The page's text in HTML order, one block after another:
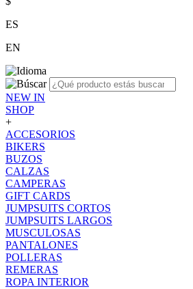
ES
EN
NEW IN
SHOP
+
ACCESORIOS
BIKERS
BUZOS
CALZAS
CAMPERAS
GIFT CARDS
JUMPSUITS CORTOS
JUMPSUITS LARGOS
MUSCULOSAS
PANTALONES
POLLERAS
REMERAS
ROPA INTERIOR